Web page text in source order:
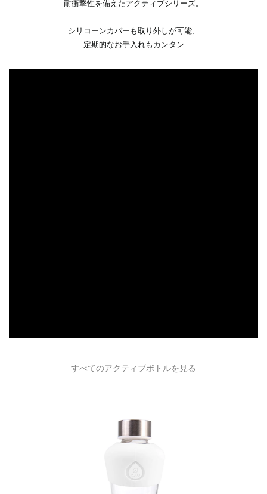
耐衝撃性を備えたアクティブシリーズ。
シリコーンカバーも取り外しが可能、
定期的なお手入れもカンタン
すべてのアクティブボトルを見る